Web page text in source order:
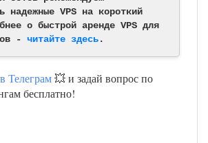
надежные VPS на короткий
о быстрой аренде VPS для
- читайте здесь.
Телеграм💥 и задай вопрос по
бесплатно!